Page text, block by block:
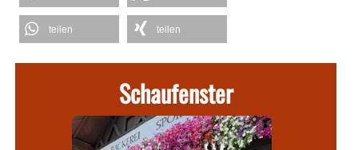
teilen teilen
Schaufenster